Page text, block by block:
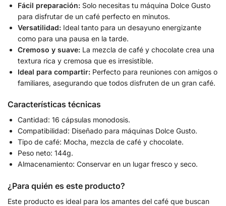
Fácil preparación: Solo necesitas tu máquina Dolce Gusto
para disfrutar de un café perfecto en minutos.
Versatilidad: Ideal tanto para un desayuno energizante
como para una pausa en la tarde.
Cremoso y suave: La mezcla de café y chocolate crea una
textura rica y cremosa que es irresistible.
Ideal para compartir: Perfecto para reuniones con amigos o
familiares, asegurando que todos disfruten de un gran café.
Características técnicas
Cantidad: 16 cápsulas monodosis.
Compatibilidad: Diseñado para máquinas Dolce Gusto.
Tipo de café: Mocha, mezcla de café y chocolate.
Peso neto: 144g.
Almacenamiento: Conservar en un lugar fresco y seco.
¿Para quién es este producto?
Este producto es ideal para los amantes del café que buscan